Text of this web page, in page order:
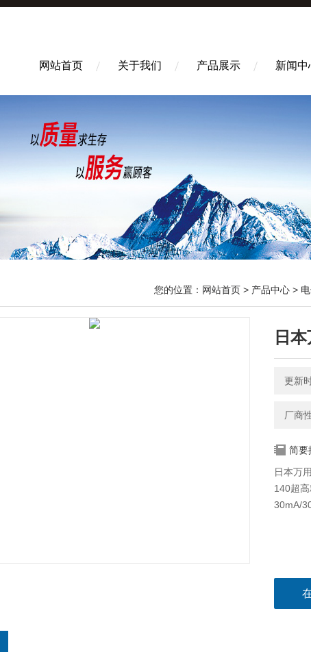
网站首页 关于我们 产品展示 新闻中
您的位置： 网站首页 > 产品中心 >
日
更新
厂商
简要
日本万
140超
30mA/